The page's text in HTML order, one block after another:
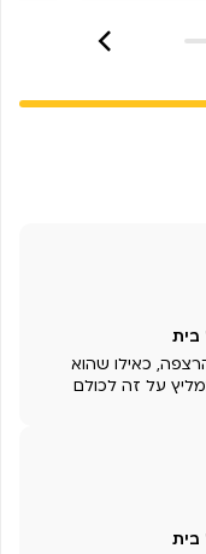
כאילו שהוא
על זה לכולם